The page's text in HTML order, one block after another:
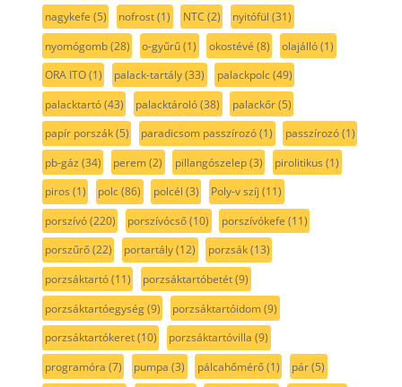
nagykefe (5) nofrost(1) NTC (2) nyitófül (31)
nyomógomb(28) o-gyűrű(1) okostévé (8) olajálló(1)
ORA ITO(1) palack-tartály(33) palackpolc(49)
palacktartó(43) palacktároló(38) palackőr(5)
papír porszák(5) paradicsom passzírozó(1) passzírozó(1)
pb-gáz (34) perem(2) pillangószelep(3) pirolitikus (1)
piros (1) polc(86) polcél (3) Poly-v szíj (11)
porszívó(220) porszívócső(10) porszívókefe (11)
porszűrő(22) portartály(12) porzsák(13)
porzsáktartó(11) porzsáktartóbetét(9)
porzsáktartóegység(9) porzsáktartóidom(9)
porzsáktartókeret(10) porzsáktartóvilla (9)
programóra (7) pumpa (3) pálcahőmérő(1) pár(5)